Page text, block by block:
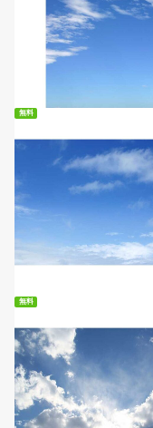
無料
無料ダウンロード
無料